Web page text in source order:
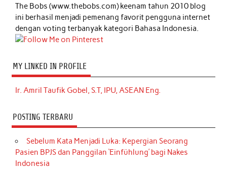
The Bobs (www.thebobs.com) keenam tahun 2010 blog
ini berhasil menjadi pemenang favorit pengguna internet
dengan voting terbanyak kategori Bahasa Indonesia.
MY LINKED IN PROFILE
Ir. Amril Taufik Gobel, S.T, IPU, ASEAN Eng.
POSTING TERBARU
Sebelum Kata Menjadi Luka: Kepergian Seorang
Pasien BPJS dan Panggilan ‘Einfühlung’ bagi Nakes
Indonesia